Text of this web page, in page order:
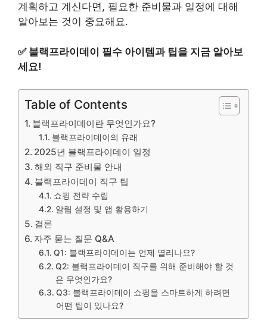
계획하고 계신다면, 필요한 준비물과 일정에 대해
알아보는 것이 중요해요.
✅ 블랙프라이데이 필수 아이템과 팁을 지금 알아보
세요!
Table of Contents
블랙프라이데이란 무엇인가요?
블랙프라이데이의 유래
2025년 블랙프라이데이 일정
해외 직구 준비물 안내
블랙프라이데이 직구 팁
쇼핑 전략 수립
알림 설정 및 앱 활용하기
결론
자주 묻는 질문 Q&A
Q1: 블랙프라이데이는 언제 열리나요?
Q2: 블랙프라이데이 직구를 위해 준비해야 할 것
은 무엇인가요?
Q3: 블랙프라이데이 쇼핑을 스마트하게 하려면
어떤 팁이 있나요?